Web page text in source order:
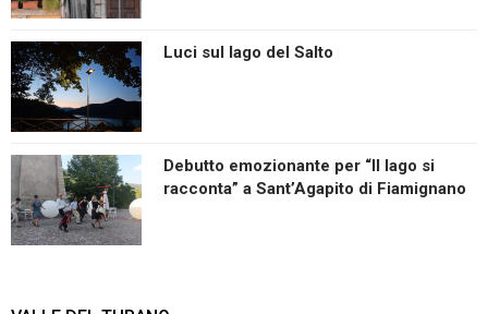
Luci sul lago del Salto
Debutto emozionante per “Il lago si
racconta” a Sant’Agapito di Fiamignano